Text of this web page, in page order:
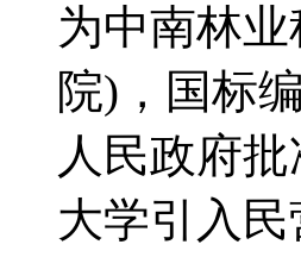
为中南林
院)，国标
人民政府
大学引入